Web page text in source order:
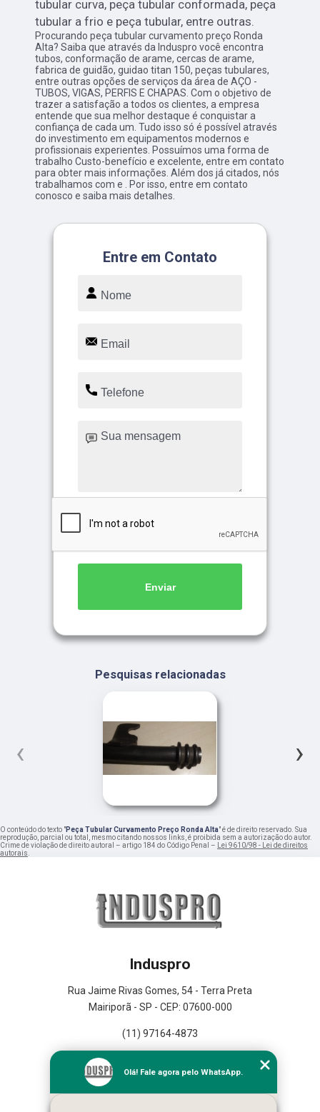
tubular curva, peça tubular conformada, peça
tubular a frio e peça tubular, entre outras.
Procurando peça tubular curvamento preço Ronda
Alta? Saiba que através da Induspro você encontra
tubos, conformação de arame, cercas de arame,
fabrica de guidão, guidao titan 150, peças tubulares,
entre outras opções de serviços da área de AÇO -
TUBOS, VIGAS, PERFIS E CHAPAS. Com o objetivo de
trazer a satisfação a todos os clientes, a empresa
entende que sua melhor destaque é conquistar a
confiança de cada um. Tudo isso só é possível através
do investimento em equipamentos modernos e
profissionais experientes. Possuímos uma forma de
trabalho Custo-benefício e excelente, entre em contato
para obter mais informações. Além dos já citados, nós
trabalhamos com e . Por isso, entre em contato
conosco e saiba mais detalhes.
Entre em Contato
Enviar
Pesquisas relacionadas
‹ ›
O conteúdo do texto "Peça Tubular Curvamento Preço Ronda Alta" é de direito reservado. Sua
reprodução, parcial ou total, mesmo citando nossos links, é proibida sem a autorização do autor.
Crime de violação de direito autoral – artigo 184 do Código Penal – Lei 9610/98 - Lei de direitos
autorais.
Induspro
Rua Jaime Rivas Gomes, 54 - Terra Preta
Mairiporã - SP - CEP: 07600-000
(11) 97164-4873
Empresa
Missão
Olá! Fale agora pelo WhatsApp.